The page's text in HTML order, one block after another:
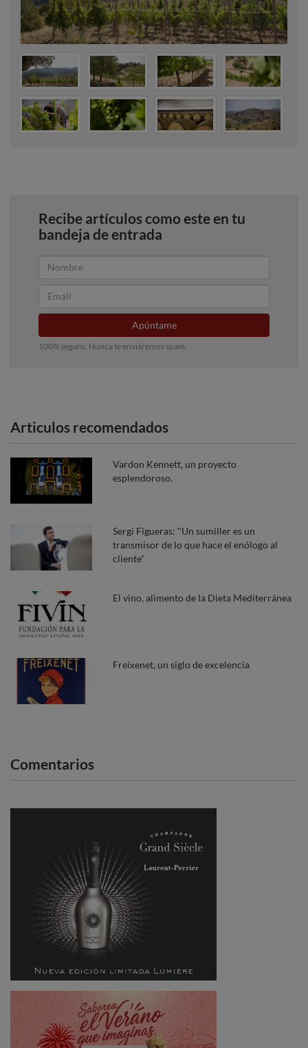
Recibe artículos como este en tu
bandeja de entrada
Apúntame
100% seguro. Nunca te enviaremos spam.
Articulos recomendados
Vardon Kennett, un proyecto
esplendoroso.
Sergi Figueras: "Un sumiller es un
transmisor de lo que hace el enólogo al
cliente"
El vino, alimento de la Dieta Mediterránea
Freixenet, un siglo de excelencia
Comentarios